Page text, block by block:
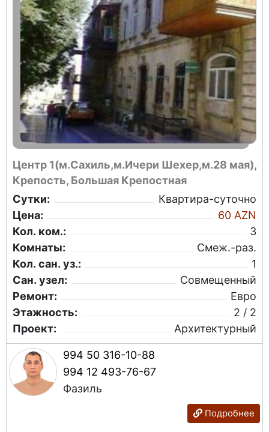
Центр 1(м.Сахиль,м.Ичери Шехер,м.28 мая),
Крепость, Большая Крепостная
Сутки:
Квартира-суточно
Цена:
60 AZN
Кол. ком.:
3
Комнаты:
Смеж.-раз.
Кол. сан. уз.:
1
Сан. узел:
Совмещенный
Ремонт:
Евро
Этажность:
2 / 2
Проект:
Архитектурный
994 50 316-10-88
994 12 493-76-67
Фазиль
Подробнее